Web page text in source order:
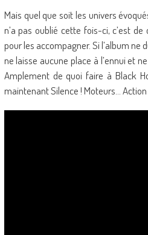
Mais quel que soit les univers
n’a pas oublié cette fois-ci, c’est
pour les accompagner. Si l’album ne
ne laisse aucune place à l’ennui et
Amplement de quoi faire à Black
maintenant Silence ! Moteurs… Action